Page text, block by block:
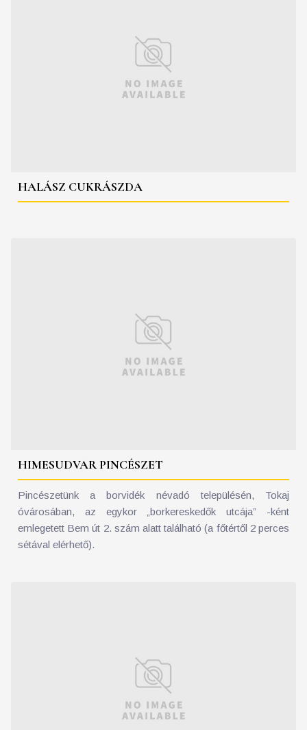
HALÁSZ CUKRÁSZDA
HIMESUDVAR PINCÉSZET
Pincészetünk a borvidék névadó településén, Tokaj
óvárosában, az egykor „borkereskedők utcája” -ként
emlegetett Bem út 2. szám alatt található (a főtértől 2 perces
sétával elérhető).